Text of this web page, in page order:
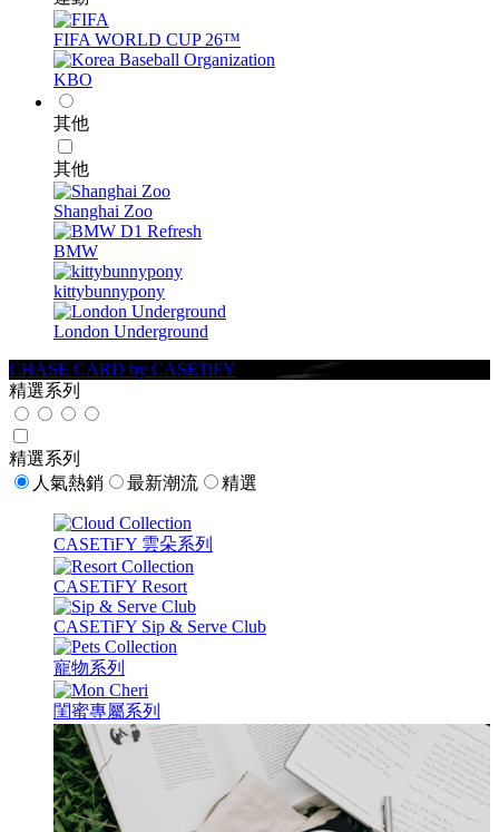
FIFA WORLD CUP 26™
KBO
其他
其他
Shanghai Zoo
BMW
kittybunnypony
London Underground
CHASE CARD by CASETiFY
精選系列
精選系列
人氣熱銷
最新潮流 精選
CASETiFY 雲朵系列
CASETiFY Resort
CASETiFY Sip & Serve Club
寵物系列
閨蜜專屬系列